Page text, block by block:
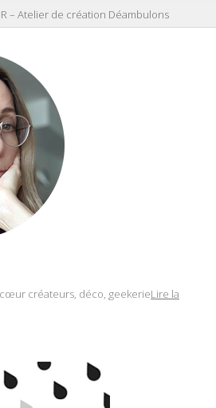
– Atelier de création Déambulons
créateurs, déco, geekerieLire la